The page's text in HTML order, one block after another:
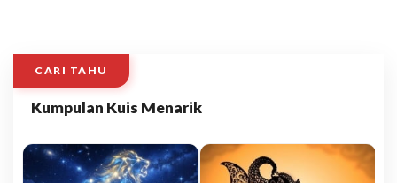
CARI TAHU
Kumpulan Kuis Menarik